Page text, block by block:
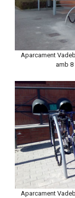
Aparcament
amb 8
Aparcament